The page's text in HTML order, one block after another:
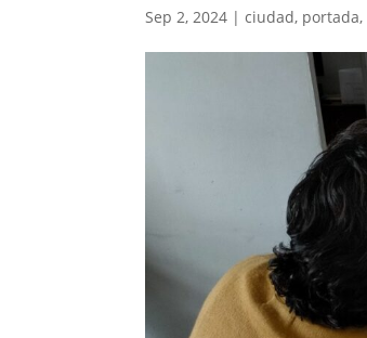
Sep 2, 2024 |ciudad, portada,